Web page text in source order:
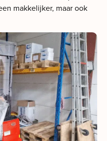
makkelijker, maar ook